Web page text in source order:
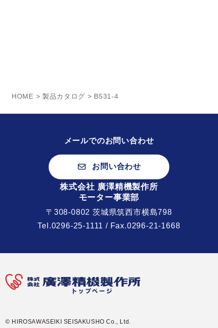
HOME > 製品カタログ > B531-4
メールでのお問い合わせ
お問い合わせ
株式会社 廣澤精機製作所
モーター事業部
〒308-0802 茨城県筑西市横島798
Tel.0296-25-1111 / Fax.0296-21-1668
© HIROSAWASEIKI SEISAKUSHO Co., Ltd.